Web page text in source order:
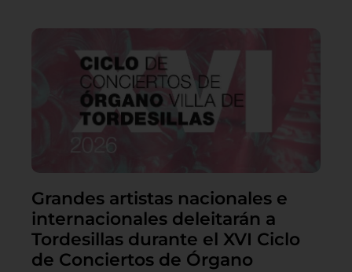
Grandes artistas nacionales e
internacionales deleitarán a
Tordesillas durante el XVI Ciclo
de Conciertos de Órgano